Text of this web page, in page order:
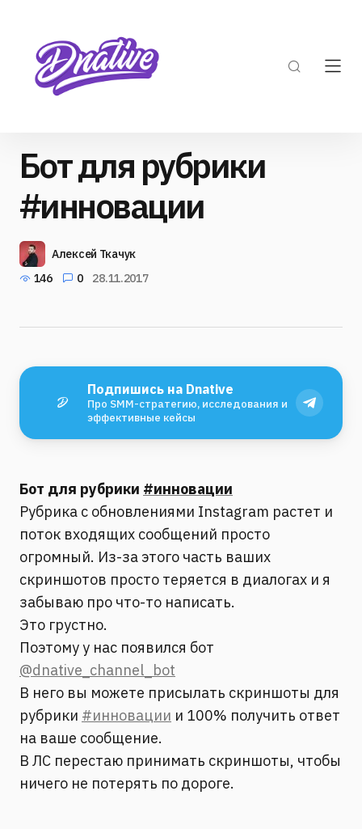
Бот для рубрики
#инновации
Алексей Ткачук
146
0 28.11.2017
Подпишись на Dnative
Про SMM-стратегию, исследования и
эффективные кейсы
Бот для рубрики #инновации
Рубрика с обновлениями Instagram растет и
поток входящих сообщений просто
огромный. Из-за этого часть ваших
скриншотов просто теряется в диалогах и я
забываю про что-то написать.
Это грустно.
Поэтому у нас появился бот
@dnative_channel_bot
В него вы можете присылать скриншоты для
рубрики #инновации и 100% получить ответ
на ваше сообщение.
В ЛС перестаю принимать скриншоты, чтобы
ничего не потерять по дороге.